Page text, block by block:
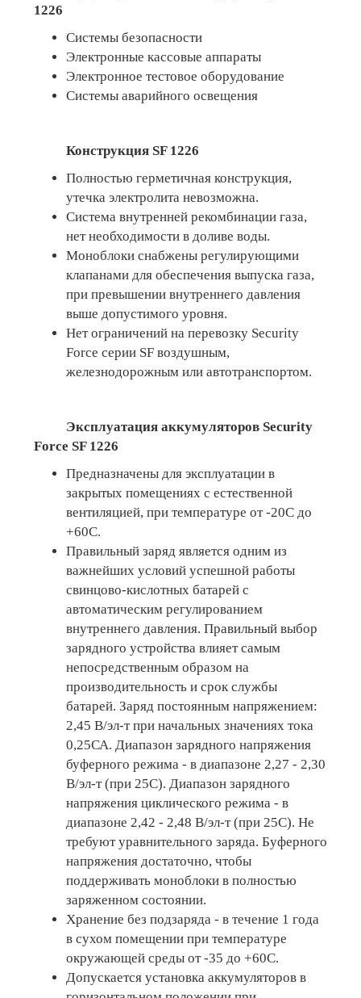
1226
Системы безопасности
Электронные кассовые аппараты
Электронное тестовое оборудование
Системы аварийного освещения
Конструкция SF 1226
Полностью герметичная конструкция,
утечка электролита невозможна.
Система внутренней рекомбинации газа,
нет необходимости в доливе воды.
Моноблоки снабжены регулирующими
клапанами для обеспечения выпуска газа,
при превышении внутреннего давления
выше допустимого уровня.
Нет ограничений на перевозку Security
Force серии SF воздушным,
железнодорожным или автотранспортом.
Эксплуатация аккумуляторов Security
Force SF 1226
Предназначены для эксплуатации в
закрытых помещениях с естественной
вентиляцией, при температуре от -20С до
+60С.
Правильный заряд является одним из
важнейших условий успешной работы
свинцово-кислотных батарей с
автоматическим регулированием
внутреннего давления. Правильный выбор
зарядного устройства влияет самым
непосредственным образом на
производительность и срок службы
батарей. Заряд постоянным напряжением:
2,45 В/эл-т при начальных значениях тока
0,25СА. Диапазон зарядного напряжения
буферного режима - в диапазоне 2,27 - 2,30
В/эл-т (при 25С). Диапазон зарядного
напряжения циклического режима - в
диапазоне 2,42 - 2,48 В/эл-т (при 25С). Не
требуют уравнительного заряда. Буферного
напряжения достаточно, чтобы
поддерживать моноблоки в полностью
заряженном состоянии.
Хранение без подзаряда - в течение 1 года
в сухом помещении при температуре
окружающей среды от -35 до +60С.
Допускается установка аккумуляторов в